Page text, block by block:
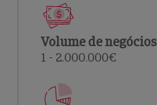
Volume de negócios
1 - 2.000.000€